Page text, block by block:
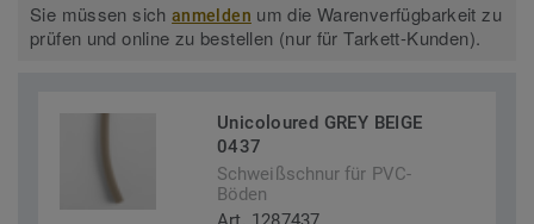
Sie müssen sichanmelden um die Warenverfügbarkeit zu
prüfen und online zu bestellen (nur für Tarkett-Kunden).
Unicoloured GREY BEIGE
0437
Schweißschnur für PVC-
Böden